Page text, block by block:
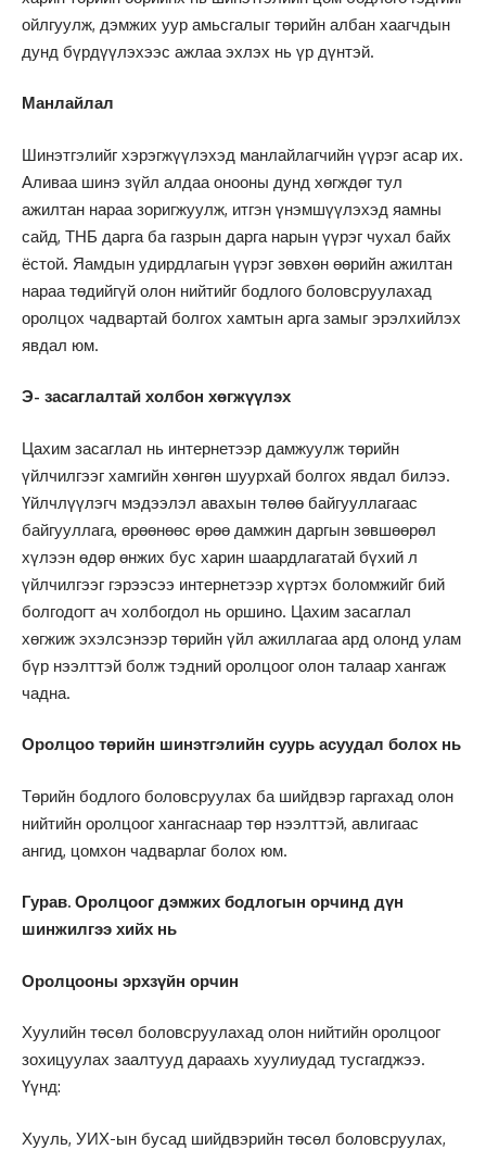
ойлгуулж, дэмжих уур амьсгалыг төрийн албан хаагчдын
дунд бүрдүүлэхээс ажлаа эхлэх нь үр дүнтэй.
Манлайлал
Шинэтгэлийг хэрэгжүүлэхэд манлайлагчийн үүрэг асар их.
Аливаа шинэ зүйл алдаа онооны дунд хөгждөг тул
ажилтан нараа зоригжуулж, итгэн үнэмшүүлэхэд яамны
сайд, ТНБ дарга ба газрын дарга нарын үүрэг чухал байх
ёстой. Яамдын удирдлагын үүрэг зөвхөн өөрийн ажилтан
нараа төдийгүй олон нийтийг бодлого боловсруулахад
оролцох чадвартай болгох хамтын арга замыг эрэлхийлэх
явдал юм.
Э- засаглалтай холбон хөгжүүлэх
Цахим засаглал нь интернетээр дамжуулж төрийн
үйлчилгээг хамгийн хөнгөн шуурхай болгох явдал билээ.
Үйлчлүүлэгч мэдээлэл авахын төлөө байгууллагаас
байгууллага, өрөөнөөс өрөө дамжин даргын зөвшөөрөл
хүлээн өдөр өнжих бус харин шаардлагатай бүхий л
үйлчилгээг гэрээсээ интернетээр хүртэх боломжийг бий
болгодогт ач холбогдол нь оршино. Цахим засаглал
хөгжиж эхэлсэнээр төрийн үйл ажиллагаа ард олонд улам
бүр нээлттэй болж тэдний оролцоог олон талаар хангаж
чадна.
Оролцоо төрийн шинэтгэлийн суурь асуудал болох нь
Төрийн бодлого боловсруулах ба шийдвэр гаргахад олон
нийтийн оролцоог хангаснаар төр нээлттэй, авлигаас
ангид, цомхон чадварлаг болох юм.
Гурав. Оролцоог дэмжих бодлогын орчинд дүн
шинжилгээ хийх нь
Оролцооны эрхзүйн орчин
Хуулийн төсөл боловсруулахад олон нийтийн оролцоог
зохицуулах заалтууд дараахь хуулиудад тусгагджээ.
Үүнд:
Хууль, УИХ-ын бусад шийдвэрийн төсөл боловсруулах,